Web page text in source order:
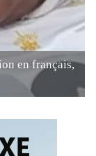
en français,